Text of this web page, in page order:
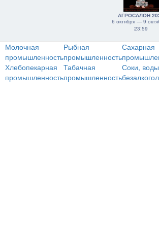
АГРОСАЛОН
6 октября — 9
23:59
Молочная
промышленность
Рыбная
промышленность
Сахарная
Хлебопекарная
промышленность
Табачная
промышленность
Соки,